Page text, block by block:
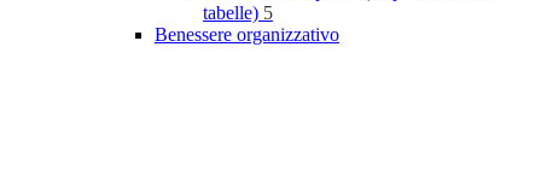
tabelle) 5
Benessere organizzativo